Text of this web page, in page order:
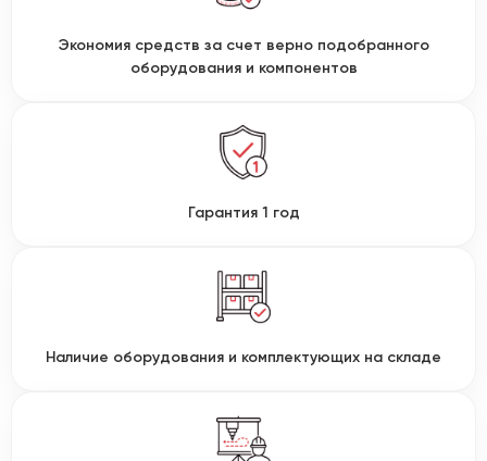
Экономия средств за счет верно подобранного
оборудования и компонентов
Гарантия 1 год
Наличие оборудования и комплектующих на складе